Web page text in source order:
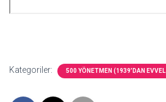
Kategoriler: 500 YÖNETMEN (1939’DAN